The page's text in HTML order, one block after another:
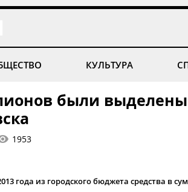
КУЛЬТУРА
были
1953
года из городского бюджета средства в